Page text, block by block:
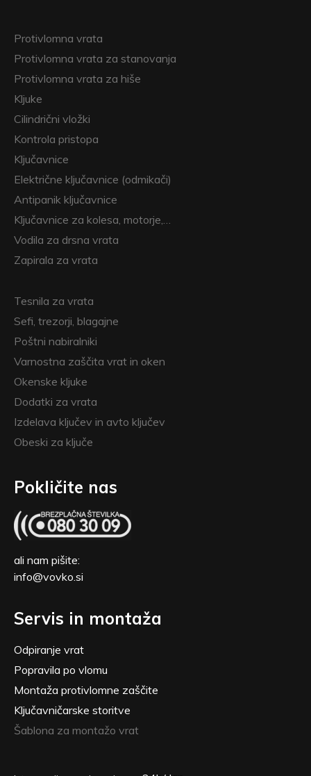
Protivlomna vrata
Protivlomna vrata za stanovanja
Protivlomna vrata za hiše
Kljuke
Cilindrični vložki
Kontrola pristopa
Ključavnice
Električne ključavnice (odmikači)
Antipanik ključavnice
Ključavnice za kolesa, motorje,…
Vodila za drsna vrata
Zapirala za vrata
Tesnila za vrata
Sefi, trezorji, blagajne
Poštni nabiralniki
Varnostna zaščita vrat in oken
Okenske kljuke
Dodatki za vrata
Izdelava ključev in avto ključev
Obeski za ključe
Pokličite nas
ali nam pišite:
info@vovko.si
Servis in montaža
Odpiranje vrat
Popravila po vlomu
Montaža protivlomne zaščite
Ključavničarske storitve
Šablona za montažo vrat